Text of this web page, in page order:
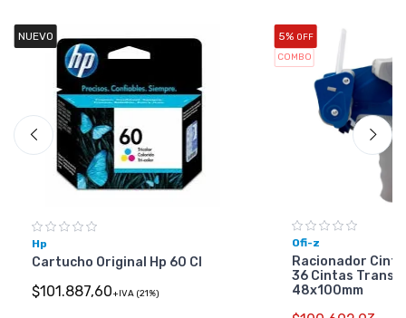
NUEVO
Hp
Cartucho Original Hp 60 Cl
$101.887,60+IVA (21%)
5% OFF
COMBO
Ofi-z
Racionador
36 Cintas
48x100mm